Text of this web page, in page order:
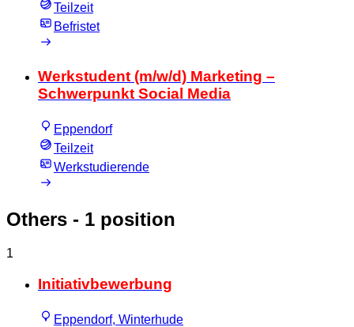
Teilzeit
Befristet
Werkstudent (m/w/d) Marketing –
Schwerpunkt Social Media
Eppendorf
Teilzeit
Werkstudierende
Others - 1 position
1
Initiativbewerbung
Eppendorf, Winterhude